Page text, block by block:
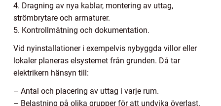
4. Dragning av nya kablar, montering av uttag,
strömbrytare och armaturer.
5. Kontrollmätning och dokumentation.
Vid nyinstallationer i exempelvis nybyggda villor eller
lokaler planeras elsystemet från grunden. Då tar
elektrikern hänsyn till:
– Antal och placering av uttag i varje rum.
– Belastning på olika grupper för att undvika överlast.